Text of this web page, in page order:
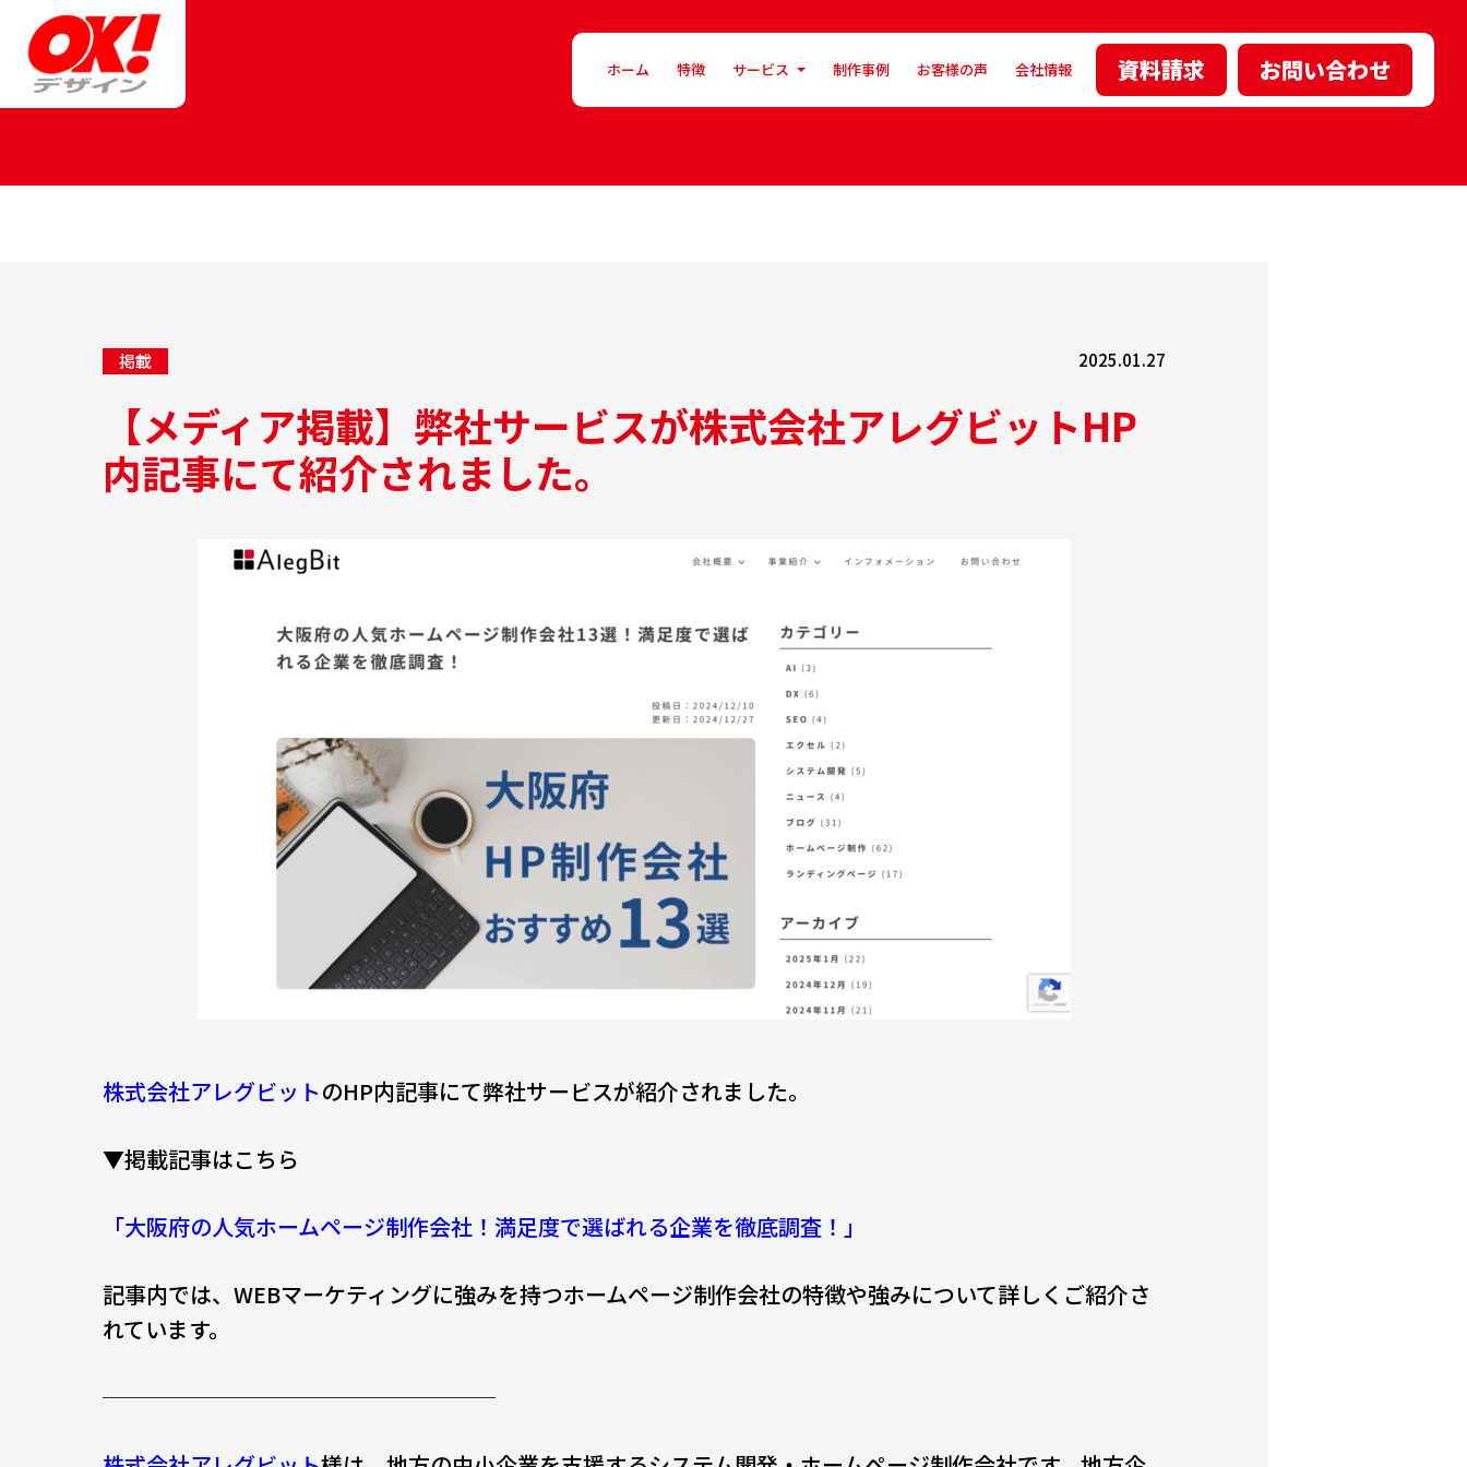
ホーム 特徴 サービス 制作事例 お客様の声 会社情報 資料請求 お問い合わせ
掲載 2025.01.27
【メディア掲載】弊社サービスが株式会社アレグビットHP
内記事にて紹介されました。
株式会社アレグビットのHP内記事にて弊社サービスが紹介されました。
▼掲載記事はこちら
「大阪府の人気ホームページ制作会社！満足度で選ばれる企業を徹底調査！」
記事内では、WEBマーケティングに強みを持つホームページ制作会社の特徴や強みについて詳しくご紹介さ
れています。
──────────────────